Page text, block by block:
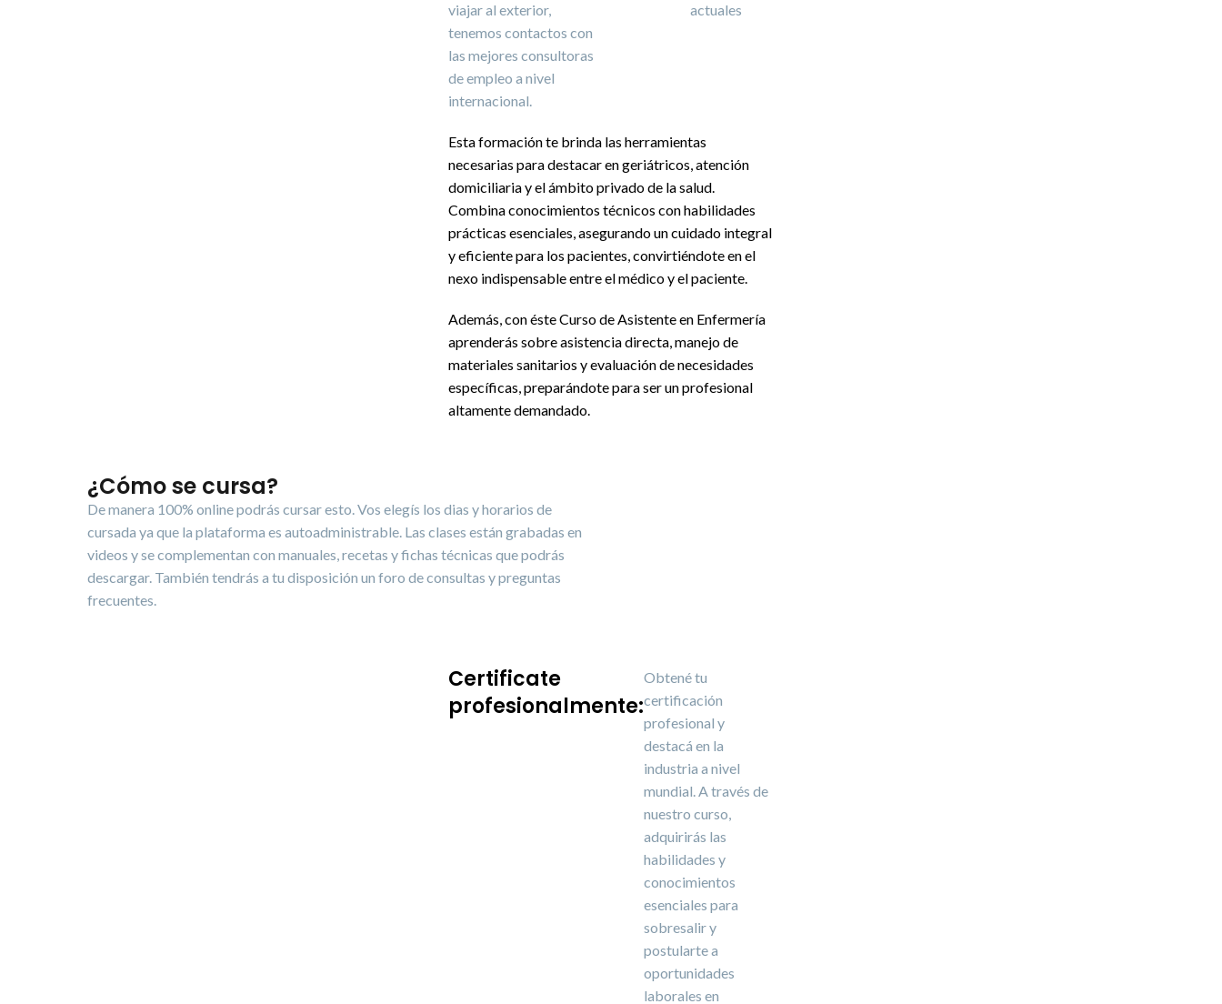
viajar al exterior,
tenemos contactos con
las mejores consultoras
de empleo a nivel
internacional.
actuales
Esta formación te brinda las herramientas
necesarias para destacar en geriátricos, atención
domiciliaria y el ámbito privado de la salud.
Combina conocimientos técnicos con habilidades
prácticas esenciales, asegurando un cuidado integral
y eficiente para los pacientes, convirtiéndote en el
nexo indispensable entre el médico y el paciente.
Además, con ésteCurso de Asistente en Enfermería
aprenderás sobre asistencia directa, manejo de
materiales sanitarios y evaluación de necesidades
específicas, preparándote para ser un profesional
altamente demandado.
¿Cómo se cursa?
De manera 100% online podrás cursar esto. Vos elegís los dias y horarios de
cursada ya que la plataforma es autoadministrable. Las clases están grabadas en
videos y se complementan con manuales, recetas y fichas técnicas que podrás
descargar. También tendrás a tu disposición un foro de consultas y preguntas
frecuentes.
Certificate
profesionalmente:
Obtené tu
certificación
profesional y
destacá en la
industria a nivel
mundial. A través de
nuestro curso,
adquirirás las
habilidades y
conocimientos
esenciales para
sobresalir y
postularte a
oportunidades
laborales en